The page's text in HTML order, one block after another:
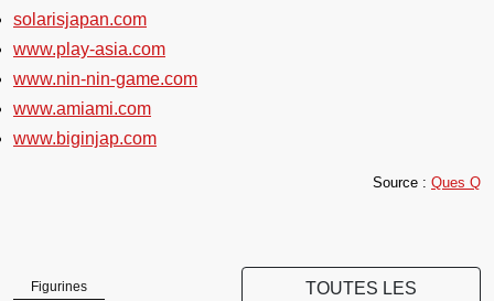
solarisjapan.com
www.play-asia.com
www.nin-nin-game.com
www.amiami.com
www.biginjap.com
Source : Ques Q
Figurines
TOUTES LES